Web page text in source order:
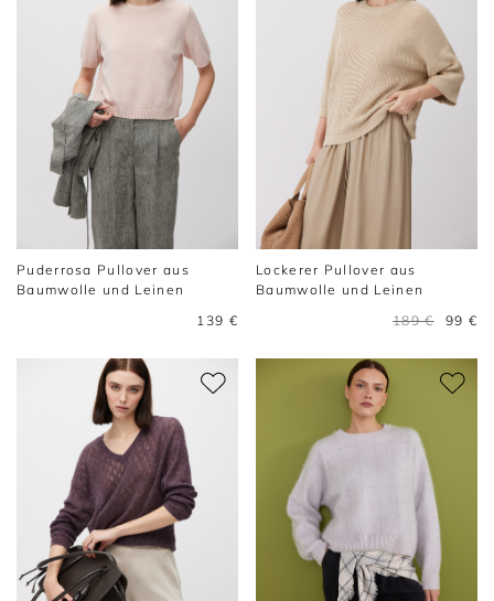
Puderrosa Pullover aus
Baumwolle und Leinen
139 €
Lockerer Pullover aus
Baumwolle und Leinen
189 €
99 €